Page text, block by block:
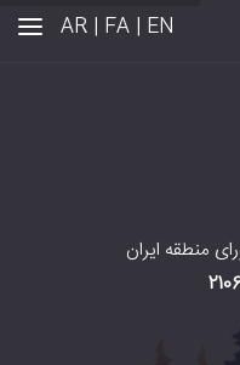
EN |
FA |
AR
منطقه ایران